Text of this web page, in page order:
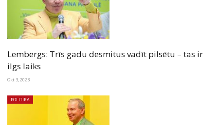
Lembergs: Trīs gadu desmitus vadīt pilsētu – tas ir
ilgs laiks
Okt 3, 2023
POLITIKA